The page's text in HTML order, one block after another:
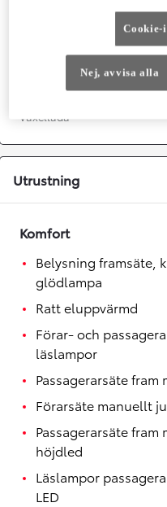
Acceleration 0-100km/h
Växellåda
Utrustning
Komfort
Belysning framsäte,
glödlampa
Ratt eluppvärmd
Förar- och
läslampor
Passagerarsäte
Förarsäte manuellt
Passagerarsäte
höjdled
Läslampor
LED
Nej, avvisa alla